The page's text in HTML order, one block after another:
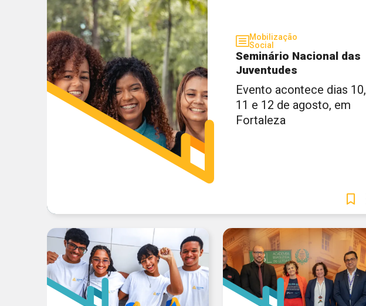
Mobilização
Social
Seminário Nacional das
Juventudes
Evento acontece dias 10,
11 e 12 de agosto, em
Fortaleza